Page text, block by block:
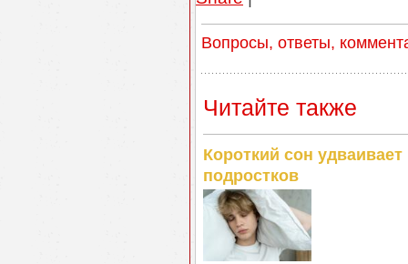
Вопросы, ответы,
Читайте также
Короткий сон
подростков